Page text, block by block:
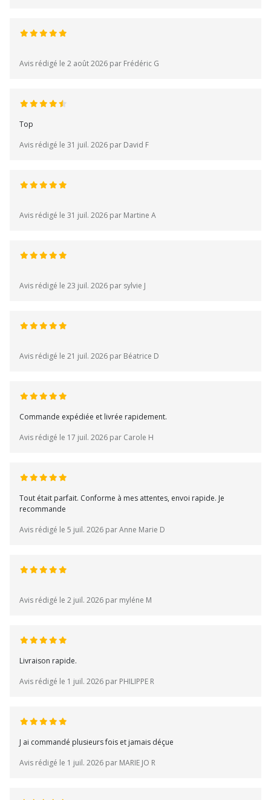
Avis rédigé le 2 août 2026 par Frédéric G
Top
Avis rédigé le 31 juil. 2026 par David F
Avis rédigé le 31 juil. 2026 par Martine A
Avis rédigé le 23 juil. 2026 par sylvie J
Avis rédigé le 21 juil. 2026 par Béatrice D
Commande expédiée et livrée rapidement.
Avis rédigé le 17 juil. 2026 par Carole H
Tout était parfait. Conforme à mes attentes, envoi rapide. Je
recommande
Avis rédigé le 5 juil. 2026 par Anne Marie D
Avis rédigé le 2 juil. 2026 par myléne M
Livraison rapide.
Avis rédigé le 1 juil. 2026 par PHILIPPE R
J ai commandé plusieurs fois et jamais déçue
Avis rédigé le 1 juil. 2026 par MARIE JO R